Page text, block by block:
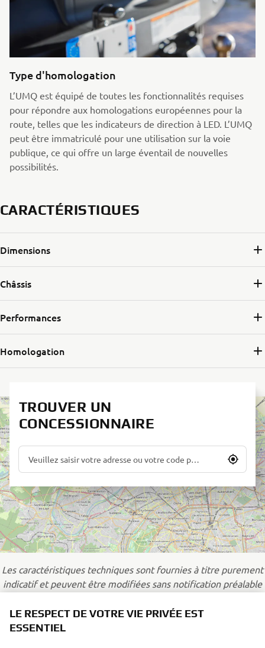
Type d'homologation
L’UMQ est équipé de toutes les fonctionnalités requises
pour répondre aux homologations européennes pour la
route, telles que les indicateurs de direction à LED. L’UMQ
peut être immatriculé pour une utilisation sur la voie
publique, ce qui offre un large éventail de nouvelles
possibilités.
CARACTÉRISTIQUES
Dimensions
Châssis
Performances
Homologation
TROUVER UN
CONCESSIONNAIRE
Les caractéristiques techniques sont fournies à titre purement
indicatif et peuvent être modifiées sans notification préalable
devez absolument respecter les recommandations du fabricant
pour augmenter la durée de vie du véhicule et garantir la
LE RESPECT DE VOTRE VIE PRIVÉE EST
ESSENTIEL